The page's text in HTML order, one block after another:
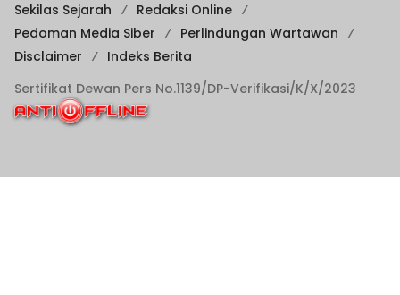
Sekilas Sejarah
Redaksi Online
Pedoman Media Siber
Perlindungan Wartawan
Disclaimer
Indeks Berita
Sertifikat Dewan Pers No.1139/DP-Verifikasi/K/X/2023